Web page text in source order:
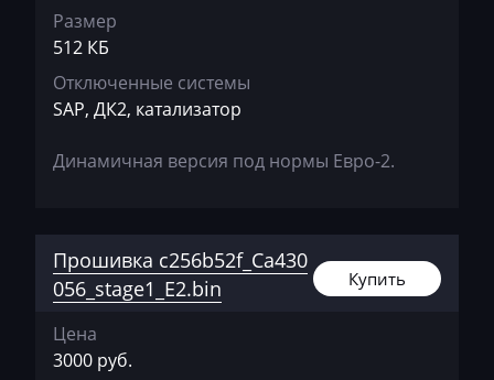
EcoLog
Eggersmann
Exeed
FAW
Fendt
Fiat
Размер
512 КБ
Отключенные системы
SAP, ДК2, катализатор
Динамичная версия под нормы Евро-2.
Прошивка c256b52f_Ca430
056_stage1_E2.bin
Купить
Цена
3000 руб.